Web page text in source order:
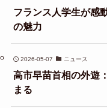
フランス人学生が感
の魅力
2026-05-07 ニュース
高市早苗首相の外遊
まる